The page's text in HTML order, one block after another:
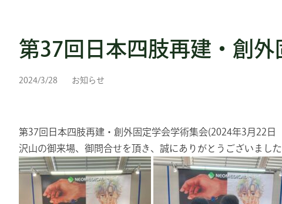
第37回日本四肢再建・創
2024/3/28 お知らせ
第37回日本四肢再建・創外固定学会学術集会(2024年3月22日
沢山の御来場、御問合せを頂き、誠にありがとうございました